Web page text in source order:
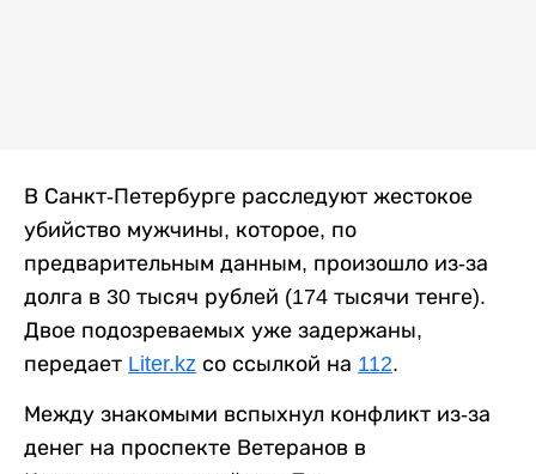
В Санкт-Петербурге расследуют жестокое
убийство мужчины, которое, по
предварительным данным, произошло из-за
долга в 30 тысяч рублей (174 тысячи тенге).
Двое подозреваемых уже задержаны,
передает Liter.kz со ссылкой на 112.
Между знакомыми вспыхнул конфликт из-за
денег на проспекте Ветеранов в